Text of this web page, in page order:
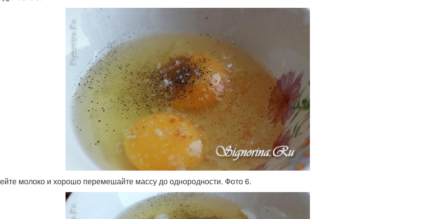
молоко и хорошо перемешайте массу до однородности. Фото 6.